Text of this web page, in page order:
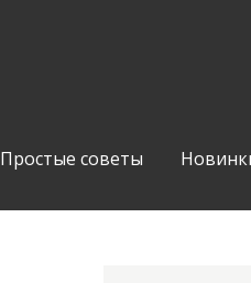
Простые советы